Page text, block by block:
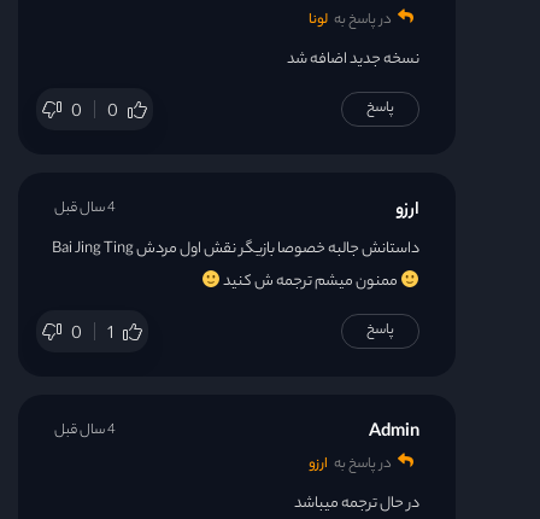
در پاسخ به لونا
نسخه جدید اضافه شد
0 0 پاسخ
ارزو
داستانش جالبه خصوصا بازیگر نقش اول مردش Bai Jing Ting
ممنون میشم ترجمه ش کنید
0 1
4 سال قبل
پاسخ
Admin
در پاسخ به ارزو
در حال ترجمه میباشد
4 سال قبل